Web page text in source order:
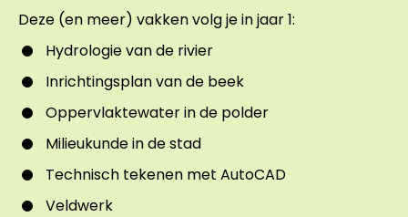
Deze (en meer) vakken volg je in jaar 1:
Hydrologie van de rivier
Inrichtingsplan van de beek
Oppervlaktewater in de polder
Milieukunde in de stad
Technisch tekenen met AutoCAD
Veldwerk